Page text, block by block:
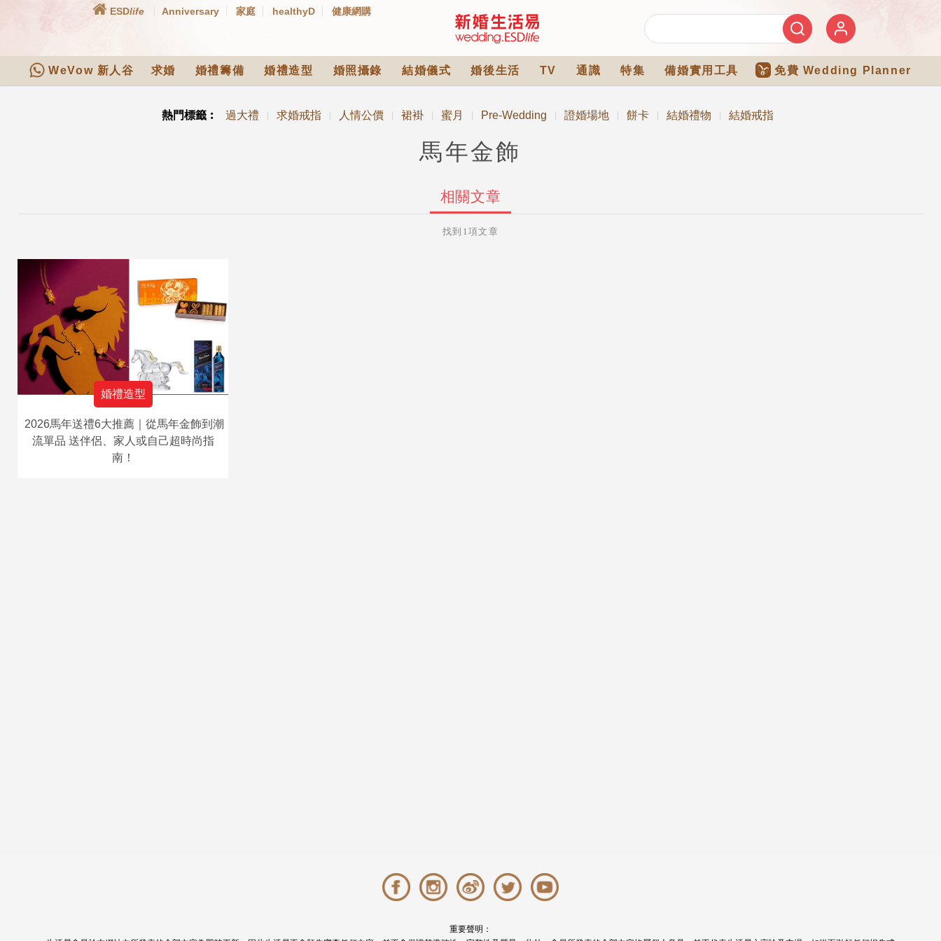
ESDlife Anniversary 家庭 healthyD 健康網購
WeVow 新人谷 求婚 婚禮籌備 婚禮造型 婚照攝錄 結婚儀式 婚後生活 TV 通識 特集 備婚實用工具 免費 Wedding Planner
熱門標籤︰ 過大禮 求婚戒指 人情公價 裙褂 蜜月 Pre-Wedding 證婚場地 餅卡 結婚禮物 結婚戒指
馬年金飾
相關文章
找到1項文章
婚禮造型
2026馬年送禮6大推薦｜從馬年金飾到潮
流單品 送伴侶、家人或自己超時尚指
南！
重要聲明：